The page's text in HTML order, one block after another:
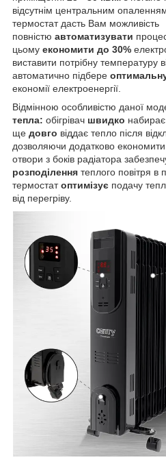
відсутнім центральним
термостат дасть Вам можливість
повністю автоматизувати
цьому економити до 30%
виставити потрібну температуру
автоматично підбере
економії електроенергії.
Відмінною особливістю даної
тепла: обігрівач швидко
ще довго віддає тепло після
дозволяючи додатково
отвори з боків радіатора
розподілення теплого повітря в
термостатоптимізує подачу
від перегріву.